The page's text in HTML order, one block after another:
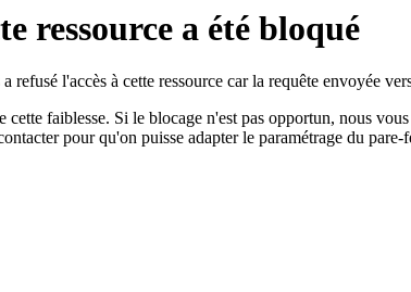
ressource a été bloqué
l'accès à cette ressource car la requête envoyée
cette faiblesse. Si le blocage n'est pas opportun, nous
pour qu'on puisse adapter le paramétrage du pare-